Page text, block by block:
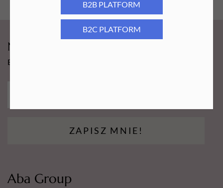
B2B PLATFORM
B2C PLATFORM
Newsy Aba Group!
Bądź na bieżąco i łap promocję tylko dla subskrybentów!
ZAPISZ MNIE!
Aba Group